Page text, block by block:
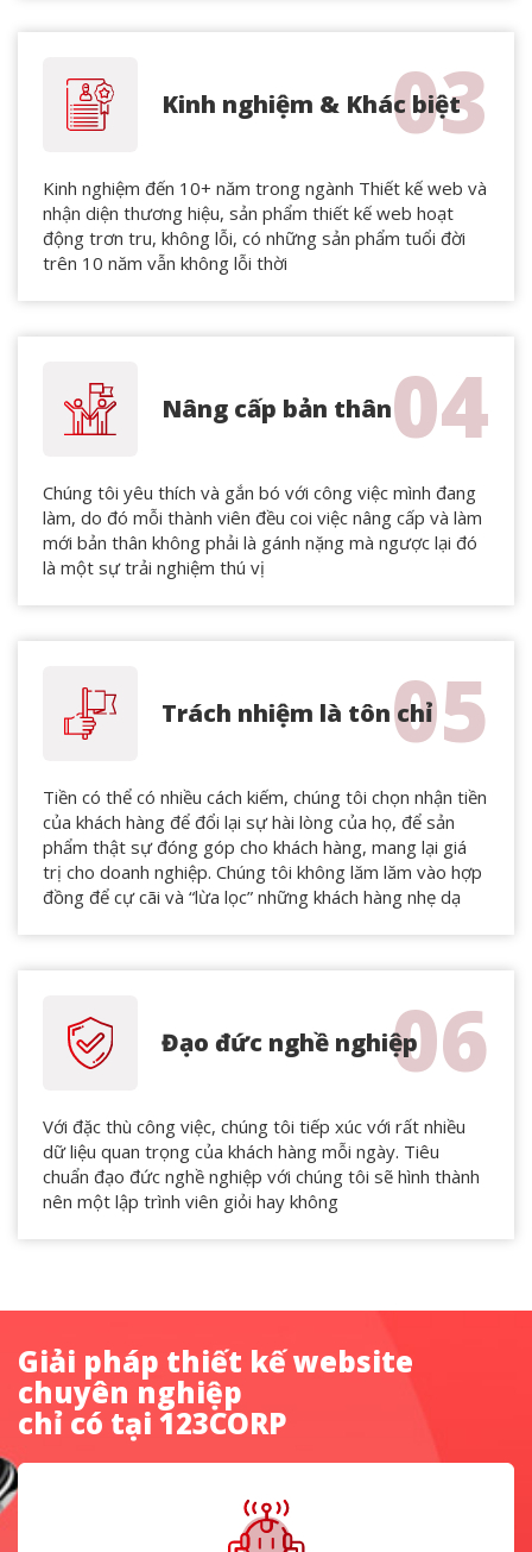
Kinh nghiệm & Khác biệt
03
Kinh nghiệm đến 10+ năm trong ngành Thiết kế web và
nhận diện thương hiệu, sản phẩm thiết kế web hoạt
động trơn tru, không lỗi, có những sản phẩm tuổi đời
trên 10 năm vẫn không lỗi thời
Nâng cấp bản thân04
Chúng tôi yêu thích và gắn bó với công việc mình đang
làm, do đó mỗi thành viên đều coi việc nâng cấp và làm
mới bản thân không phải là gánh nặng mà ngược lại đó
là một sự trải nghiệm thú vị
Trách nhiệm là tôn chỉ05
Tiền có thể có nhiều cách kiếm, chúng tôi chọn nhận tiền
của khách hàng để đổi lại sự hài lòng của họ, để sản
phẩm thật sự đóng góp cho khách hàng, mang lại giá
trị cho doanh nghiệp. Chúng tôi không lăm lăm vào hợp
đồng để cự cãi và “lừa lọc” những khách hàng nhẹ dạ
Đạo đức nghề nghiệp06
Với đặc thù công việc, chúng tôi tiếp xúc với rất nhiều
dữ liệu quan trọng của khách hàng mỗi ngày. Tiêu
chuẩn đạo đức nghề nghiệp với chúng tôi sẽ hình thành
nên một lập trình viên giỏi hay không
Giải pháp thiết kế website
chuyên nghiệp
chỉ có tại 123CORP